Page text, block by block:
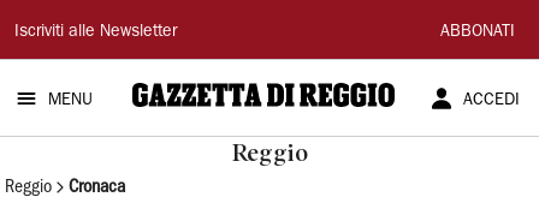
Gazzetta
di
Reggio
Iscriviti alle Newsletter ABBONATI
MENU ACCEDI
Reggio
Reggio Cronaca